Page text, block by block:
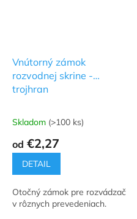
Vnútorný zámok
rozvodnej skrine -
trojhran
Priemerné
produktu
5,0
5
hviezdičiek.
Skladom (>100 ks)
od €2,27
DETAIL
Otočný zámok pre rozvádzač
v rôznych prevedeniach.